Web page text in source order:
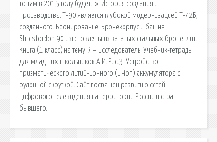
то там в 2015 году будет…». История создания и
производства. Т-90 является глубокой модернизацией Т-72Б,
созданного. Бронирование. Бронекорпус и башня
Stridsfordon 90 изготовлены из катаных стальных бронеплит.
Книга (1 класс) на тему: Я – исследователь. Учебник-тетрадь
для младших школьников.А.И. Рис.3. Устройство
призматического литий-ионного (Li-ion) аккумулятора с
рулонной скруткой. Сайт посвящен развитию сетей
цифрового телевидения на территории России и стран
бывшего.